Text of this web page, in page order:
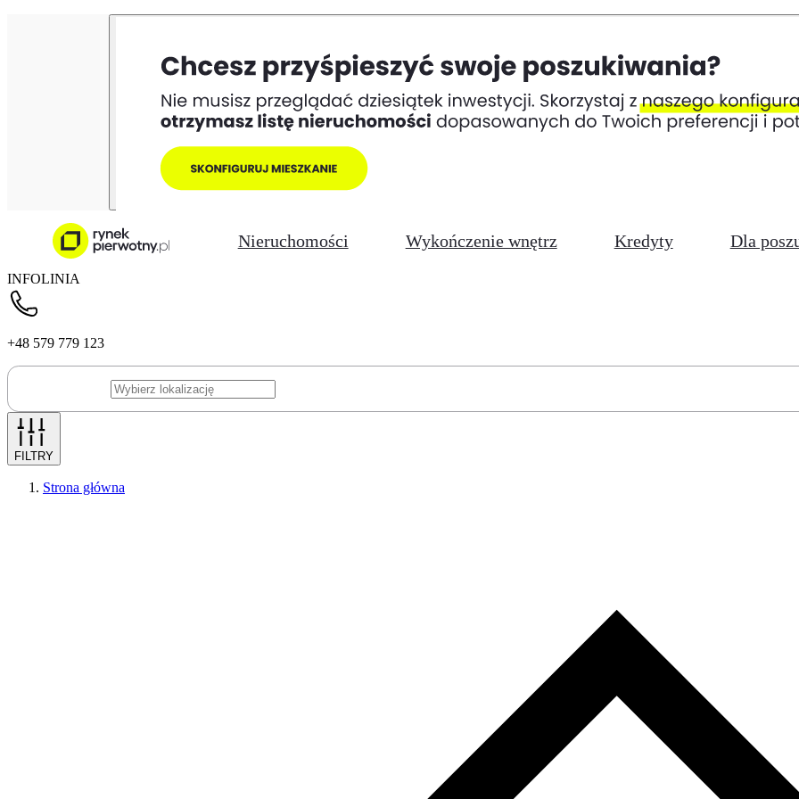
Nieruchomości Wykończenie wnętrz Kredyty Dla
INFOLINIA
+48 579 779 123
FILTRY
Strona główna